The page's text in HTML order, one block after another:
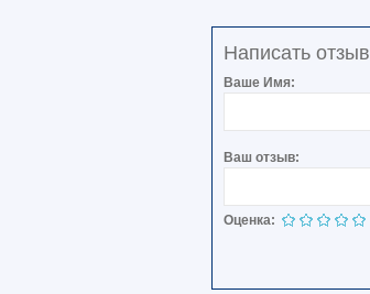
Написать отзыв
Ваше Имя:
Ваш отзыв:
Оценка: